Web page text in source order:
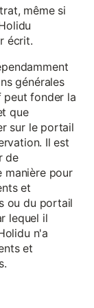
même si
écrit.
générales
peut fonder la
que
sur le portail
Il est
de
manière pour
et
ou du portail
lequel il
n'a
et